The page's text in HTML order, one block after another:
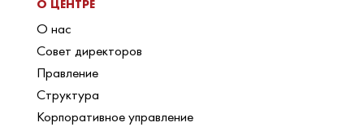
О ЦЕНТРЕ
О нас
Совет директоров
Правление
Структура
Корпоративное управление